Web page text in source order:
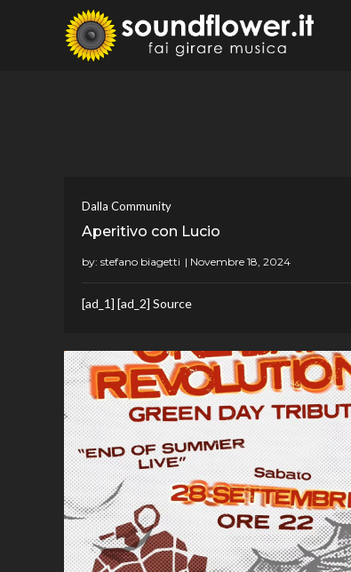
Dalla Community
Aperitivo con Lucio
by: stefano biagetti
[ad_1] [ad_2] Source